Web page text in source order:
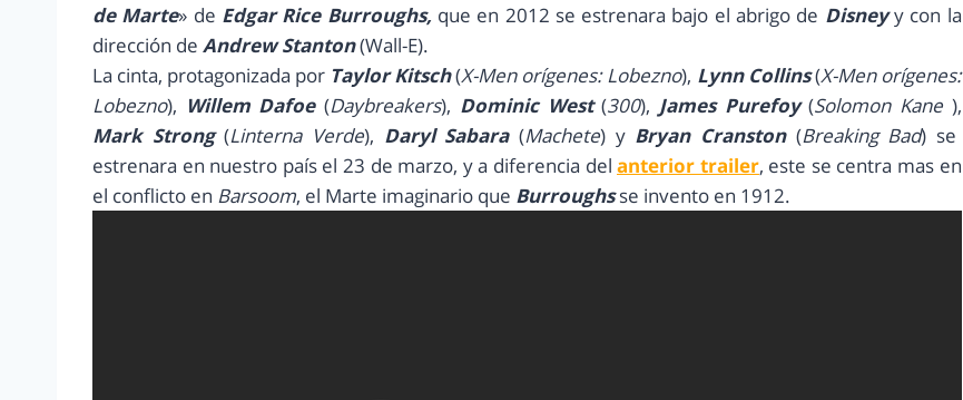
de Marte» de Edgar Rice Burroughs, que en 2012 se estrenara bajo el abrigo de Disneyy con la
dirección de Andrew Stanton(Wall-E).
La cinta, protagonizada por Taylor Kitsch(X-Men orígenes: Lobezno), Lynn Collins(X-Men orígenes:
Lobezno), Willem Dafoe(Daybreakers), Dominic West(300), James Purefoy(Solomon Kane ),
Mark Strong(Linterna Verde), Daryl Sabara(Machete) y Bryan Cranston(Breaking Bad) se
estrenara en nuestro país el 23 de marzo, y a diferencia delanterior trailer, este se centra mas en
el conflicto en Barsoom, el Marte imaginario que Burroughsse invento en 1912.